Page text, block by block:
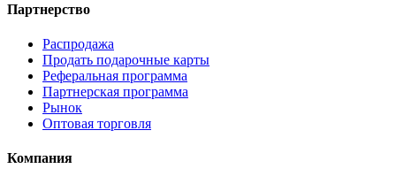
Партнерство
Распродажа
Продать подарочные карты
Реферальная программа
Партнерская программа
Рынок
Оптовая торговля
Компания